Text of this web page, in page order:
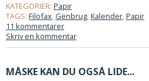
KATEGORIER: Papir
TAGS: Filofax, Genbrug,Kalender,Papir
11 kommentarer
Skriv en kommentar
MÅSKE KAN DU OGSÅ LIDE...